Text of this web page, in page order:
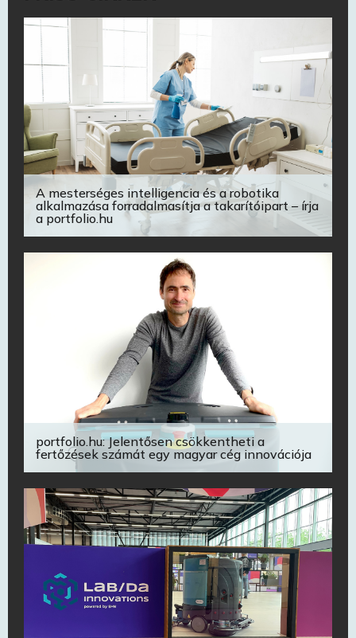
A mesterséges intelligencia és a robotika
alkalmazása forradalmasítja a takarítóipart – írja
a portfolio.hu
portfolio.hu: Jelentősen csökkentheti a
fertőzések számát egy magyar cég innovációja